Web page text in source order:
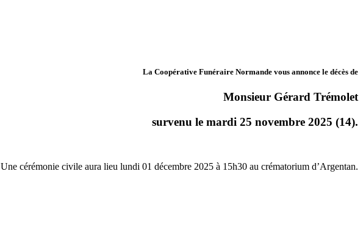
La Coopérative Funéraire Normande vous annonce le décès de
Monsieur Gérard Trémolet
survenu le mardi 25 novembre 2025 (14).
Une cérémonie civile aura lieu lundi 01 décembre 2025 à 15h30 au crématorium d’Argentan.